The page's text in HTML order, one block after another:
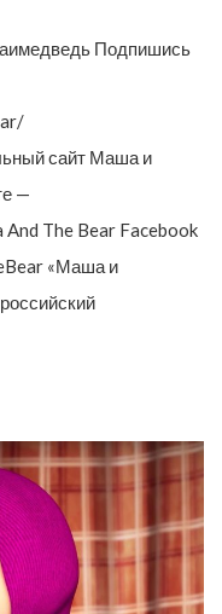
Подпишись
сайт Маша и
—
The Bear Facebook
«Маша и